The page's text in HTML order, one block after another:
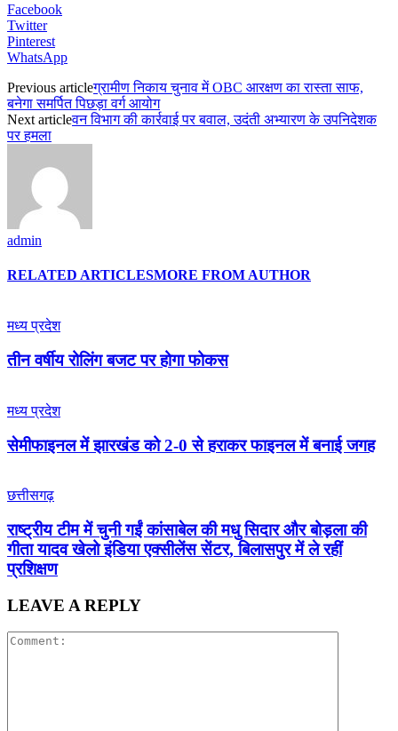
Facebook
Twitter
Pinterest
WhatsApp
Previous articleग्रामीण निकाय चुनाव में OBC आरक्षण का रास्ता साफ,
बनेगा समर्पित पिछड़ा वर्ग आयोग
Next articleवन विभाग की कार्रवाई पर बवाल, उदंती अभ्यारण के उपनिदेशक
पर हमला
admin
RELATED ARTICLESMORE FROM AUTHOR
मध्य प्रदेश
तीन वर्षीय रोलिंग बजट पर होगा फोकस
मध्य प्रदेश
सेमीफाइनल में झारखंड को 2-0 से हराकर फाइनल में बनाई जगह
छत्तीसगढ़
राष्ट्रीय टीम में चुनी गईं कांसाबेल की मधु सिदार और बोड़ला की
गीता यादव खेलो इंडिया एक्सीलेंस सेंटर, बिलासपुर में ले रहीं
प्रशिक्षण
LEAVE A REPLY